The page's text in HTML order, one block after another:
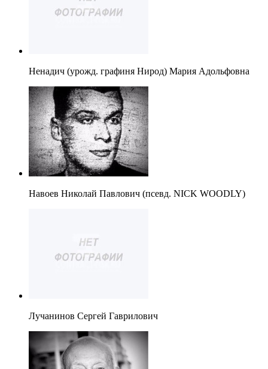
Ненадич (урожд. графиня Нирод) Мария Адольфовна
Навоев Николай Павлович (псевд. NICK WOODLY)
Лучанинов Сергей Гаврилович